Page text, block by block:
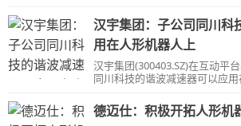
汉宇集团：子公司同川科
用在人形机器人上
汉宇集团(300403.SZ)在互动平
同川科技的谐波减速器可以应
德迈仕：积极开拓人形机